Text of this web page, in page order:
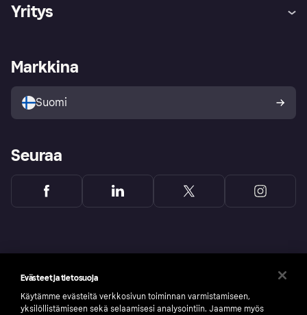
Kirjaudu sisään
Tutustu kauppoihin
Ostajan turva
Yritys
Kirjaudu sisään yrityksenä
Markkina
Suomi
Seuraa
Evästeet ja tietosuoja
Käytämme evästeitä verkkosivun toiminnan varmistamiseen,
yksilöllistämiseen sekä selaamisesi analysointiin. Jaamme myös